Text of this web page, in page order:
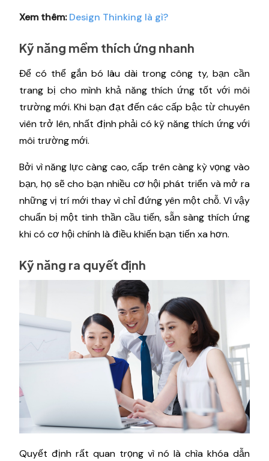
Xem thêm: Design Thinking là gì?
Kỹ năng mềm thích ứng nhanh
Để có thể gắn bó lâu dài trong công ty, bạn cần
trang bị cho mình khả năng thích ứng tốt với môi
trường mới. Khi bạn đạt đến các cấp bậc từ chuyên
viên trở lên, nhất định phải có kỹ năng thích ứng với
môi trường mới.
Bởi vì năng lực càng cao, cấp trên càng kỳ vọng vào
bạn, họ sẽ cho bạn nhiều cơ hội phát triển và mở ra
những vị trí mới thay vì chỉ đứng yên một chỗ. Vì vậy
chuẩn bị một tinh thần cầu tiến, sẵn sàng thích ứng
khi có cơ hội chính là điều khiến bạn tiến xa hơn.
Kỹ năng ra quyết định
Quyết định rất quan trọng vì nó là chìa khóa dẫn